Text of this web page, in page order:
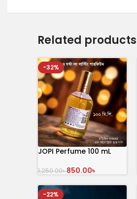
Related products
-32%
JOPI Perfume 100 mL
1,250.00৳850.00৳
অর্ডার করুন
-22%